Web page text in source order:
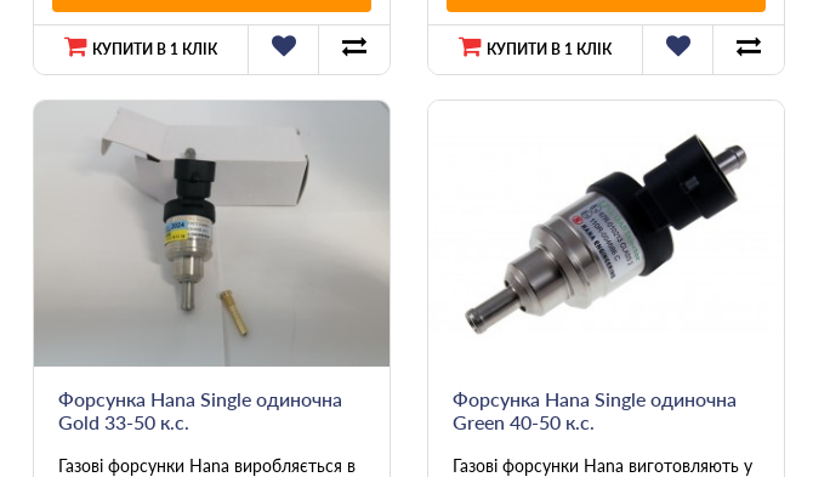
КУПИТИ В 1 КЛІК КУПИТИ В 1 КЛІК
Форсунка Hana Single одиночна
Gold 33-50 к.с.
Газові форсунки Hana виробляється в
Форсунка Hana Single одиночна
Green 40-50 к.с.
Газові форсунки Hana виготовляють у